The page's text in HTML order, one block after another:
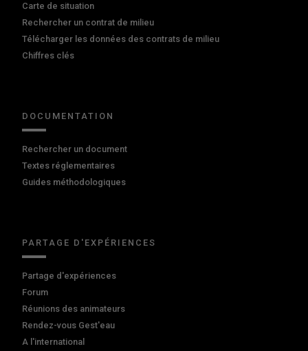
Carte de situation
Rechercher un contrat de milieu
Télécharger les données des contrats de milieu
Chiffres clés
DOCUMENTATION
Rechercher un document
Textes réglementaires
Guides méthodologiques
PARTAGE D'EXPÉRIENCES
Partage d'expériences
Forum
Réunions des animateurs
Rendez-vous Gest'eau
A l'international